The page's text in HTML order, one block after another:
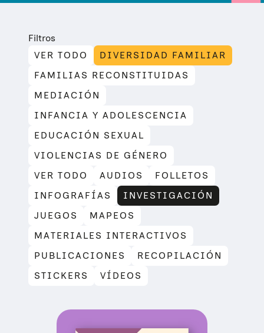
Filtros
VER TODO
DIVERSIDAD FAMILIAR
FAMILIAS RECONSTITUIDAS
MEDIACIÓN
INFANCIA Y ADOLESCENCIA
EDUCACIÓN SEXUAL
VIOLENCIAS DE GÉNERO
VER TODO
AUDIOS
FOLLETOS
INFOGRAFÍAS
INVESTIGACIÓN
JUEGOS
MAPEOS
MATERIALES INTERACTIVOS
PUBLICACIONES
RECOPILACIÓN
STICKERS
VÍDEOS